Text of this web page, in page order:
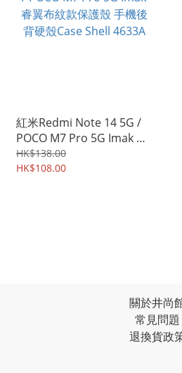
紅米Redmi Note 14 5G /
POCO M7 Pro 5G Imak 睿
翼布紋款保護殼 手機後背
硬殼Case Shell 4633A
HK$138.00
HK$108.00
關於井尚
常見問題
退換貨政